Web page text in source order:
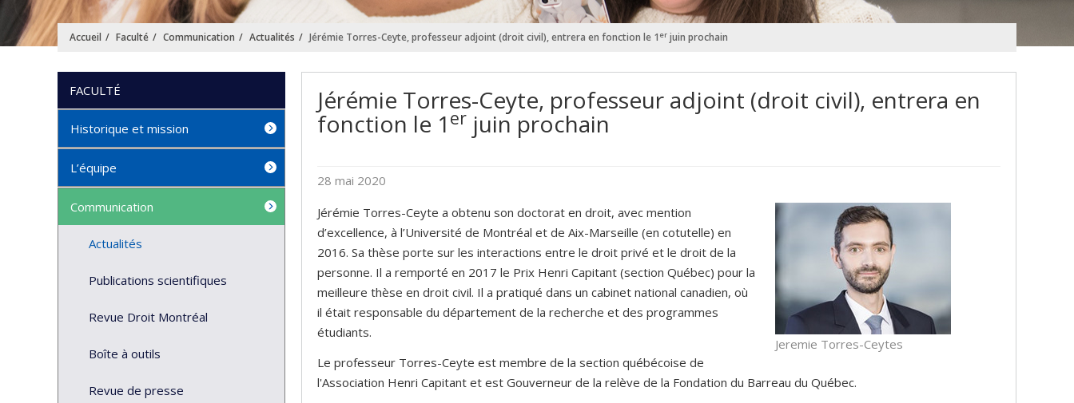
Accueil Faculté Communication Actualités Jérémie Torres-Ceyte, professeur adjoint (droit civil), entrera en fonction le 1 er juin prochain
Jérémie Torres-Ceyte, professeur adjoint (droit civil), entrera en
fonction le 1 er juin prochain
28 mai 2020
Jeremie Torres-Ceytes
Jérémie Torres-Ceyte a obtenu son doctorat en droit, avec mention
d’excellence, à l’Université de Montréal et de Aix-Marseille (en cotutelle) en
2016. Sa thèse porte sur les interactions entre le droit privé et le droit de la
personne. Il a remporté en 2017 le Prix Henri Capitant (section Québec) pour la
meilleure thèse en droit civil. Il a pratiqué dans un cabinet national canadien, où
il était responsable du département de la recherche et des programmes
étudiants.
Le professeur Torres-Ceyte est membre de la section québécoise de
l'Association Henri Capitant et est Gouverneur de la relève de la Fondation du Barreau du Québec.
FACULTÉ
Historique et mission
L’équipe
Communication
Actualités
Publications scientifiques
Revue Droit Montréal
Boîte à outils
Revue de presse